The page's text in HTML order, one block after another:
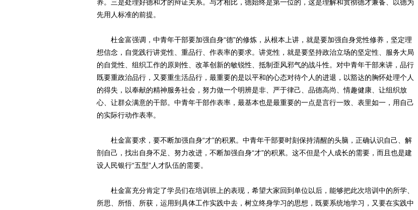
养。三是处理好德和才的辩证关系。与才相比，德始终是第一位的，这是理解和贯彻德才兼备、以德为
先用人标准的前提。
杜金富强调，中青年干部要加强自身“德”的修炼，从根本上讲，就是要加强自身党性修养，坚定理
想信念，自觉践行讲党性、重品行、作表率的要求。讲党性，就是要坚持政治立场的坚定性、服务大局
的自觉性、组织工作的原则性、改革创新的敏锐性、抵制歪风邪气的战斗性。对中青年干部来讲，品行
既要重政治品行，又要重生活品行，最重要的是以平和的心态对待个人的进退，以豁达的胸怀处理个人
的得失，以奉献的精神服务社会，努力做一个明辨是非、严于律己、品德高尚、情趣健康、让组织放
心、让群众满意的干部。中青年干部作表率，最基本也是最重要的一点是言行一致、表里如一，用自己
的实际行动作表率。
杜金富要求，要不断加强自身“才”的积累。中青年干部要时刻保持清醒的头脑，正确认识自己、解
剖自己，找出自身不足、努力改进，不断加强自身“才”的积累。这不但是个人成长的需要，而且也是建
设人民银行“五型”人才队伍的需要。
杜金富充分肯定了学员们在培训班上的表现，希望大家回到单位以后，能够把此次培训中的所学、
所思、所悟、所获，运用到具体工作实践中去，树立终身学习的思想，既要系统地学习，又要在实践中